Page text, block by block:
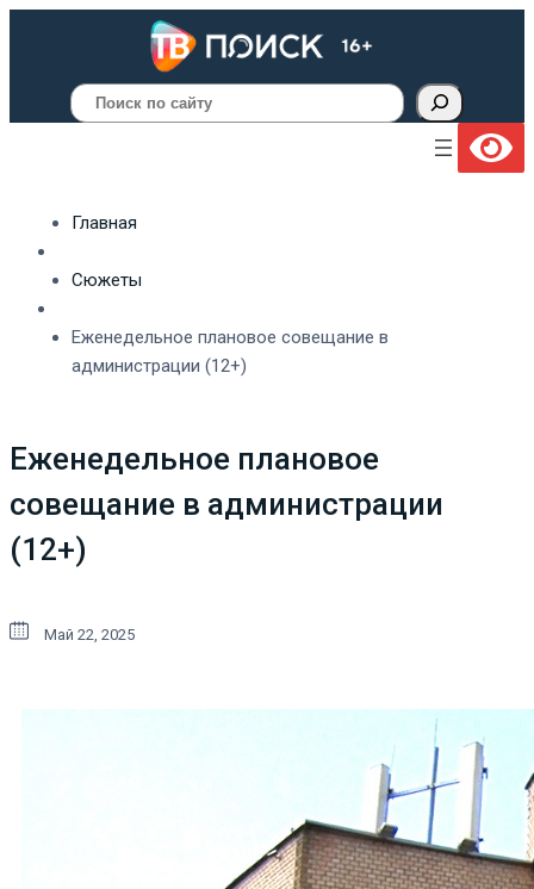
Поиск
Главная
Сюжеты
Еженедельное плановое совещание в
администрации (12+)
Еженедельное плановое
совещание в администрации
(12+)
Май 22, 2025